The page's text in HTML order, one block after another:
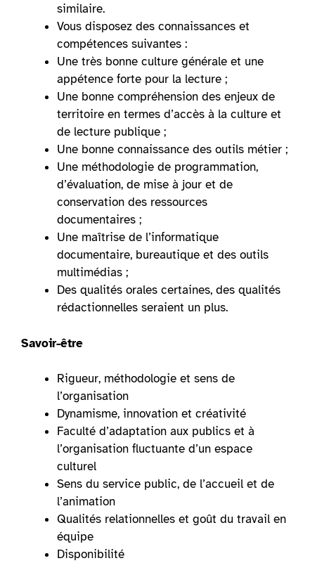
similaire.
Vous disposez des connaissances et
compétences suivantes :
Une très bonne culture générale et une
appétence forte pour la lecture ;
Une bonne compréhension des enjeux de
territoire en termes d’accès à la culture et
de lecture publique ;
Une bonne connaissance des outils métier ;
Une méthodologie de programmation,
d’évaluation, de mise à jour et de
conservation des ressources
documentaires ;
Une maîtrise de l’informatique
documentaire, bureautique et des outils
multimédias ;
Des qualités orales certaines, des qualités
rédactionnelles seraient un plus.
Savoir-être
Rigueur, méthodologie et sens de
l’organisation
Dynamisme, innovation et créativité
Faculté d’adaptation aux publics et à
l’organisation fluctuante d’un espace
culturel
Sens du service public, de l’accueil et de
l’animation
Qualités relationnelles et goût du travail en
équipe
Disponibilité